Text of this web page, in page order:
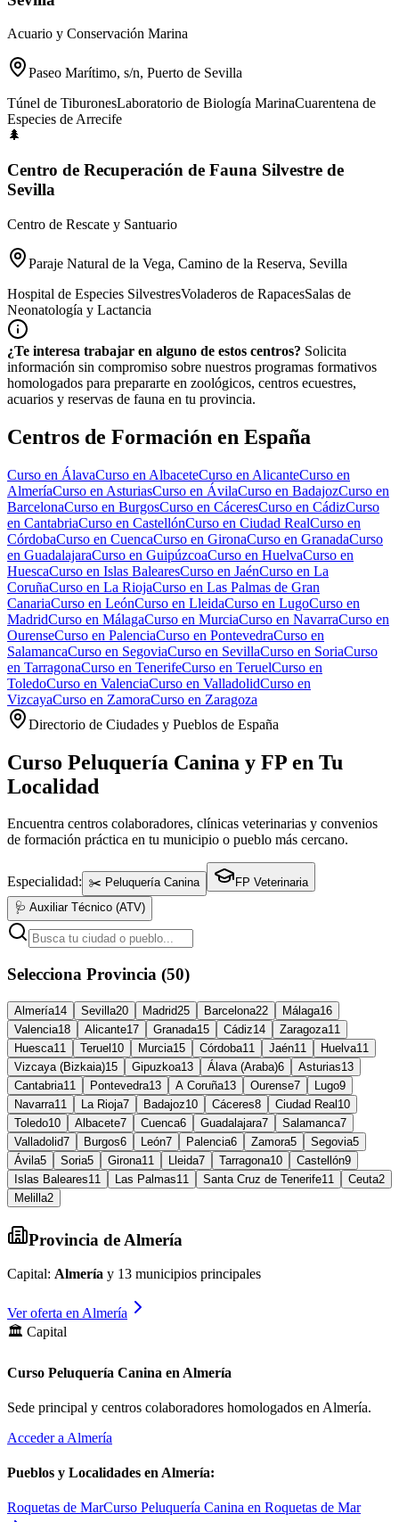
Acuario y Conservación Marina
Paseo Marítimo, s/n, Puerto de Sevilla
Túnel de TiburonesLaboratorio de Biología MarinaCuarentena de
Especies de Arrecife
🌲
Centro de Recuperación de Fauna Silvestre de
Sevilla
Centro de Rescate y Santuario
Paraje Natural de la Vega, Camino de la Reserva, Sevilla
Hospital de Especies SilvestresVoladeros de RapacesSalas de
Neonatología y Lactancia
¿Te interesa trabajar en alguno de estos centros? Solicita
información sin compromiso sobre nuestros programas formativos
homologados para prepararte en zoológicos, centros ecuestres,
acuarios y reservas de fauna en tu provincia.
Centros de Formación en España
Curso en ÁlavaCurso en AlbaceteCurso en AlicanteCurso en
AlmeríaCurso en AsturiasCurso en ÁvilaCurso en BadajozCurso en
BarcelonaCurso en BurgosCurso en CáceresCurso en CádizCurso
en CantabriaCurso en CastellónCurso en Ciudad RealCurso en
CórdobaCurso en CuencaCurso en GironaCurso en GranadaCurso
en GuadalajaraCurso en GuipúzcoaCurso en HuelvaCurso en
HuescaCurso en Islas BalearesCurso en JaénCurso en La
CoruñaCurso en La RiojaCurso en Las Palmas de Gran
CanariaCurso en LeónCurso en LleidaCurso en LugoCurso en
MadridCurso en MálagaCurso en MurciaCurso en NavarraCurso en
OurenseCurso en PalenciaCurso en PontevedraCurso en
SalamancaCurso en SegoviaCurso en SevillaCurso en SoriaCurso
en TarragonaCurso en TenerifeCurso en TeruelCurso en
ToledoCurso en ValenciaCurso en ValladolidCurso en
VizcayaCurso en ZamoraCurso en Zaragoza
Directorio de Ciudades y Pueblos de España
Curso Peluquería Canina y FP en Tu
Localidad
Encuentra centros colaboradores, clínicas veterinarias y convenios
de formación práctica en tu municipio o pueblo más cercano.
Especialidad: ✂️ Peluquería Canina
FP Veterinaria
🩺 Auxiliar Técnico (ATV)
Selecciona Provincia (50)
Almería14 Sevilla20 Madrid25 Barcelona22 Málaga16
Valencia18 Alicante17 Granada15 Cádiz14 Zaragoza11
Huesca11 Teruel 10 Murcia15 Córdoba11 Jaén11 Huelva11
Vizcaya (Bizkaia)15 Gipuzkoa13 Álava (Araba)6 Asturias13
Cantabria11 Pontevedra13 A Coruña13 Ourense7 Lugo9
Navarra11 La Rioja7 Badajoz10 Cáceres8 Ciudad Real 10
Toledo10 Albacete7 Cuenca6 Guadalajara7 Salamanca7
Valladolid7 Burgos6 León7 Palencia6 Zamora5 Segovia5
Ávila5 Soria5 Girona11 Lleida7 Tarragona10 Castellón9
Islas Baleares11 Las Palmas11 Santa Cruz de Tenerife11 Ceuta2
Melilla2
Provincia de Almería
Capital: Almería y 13 municipios principales
Ver oferta en Almería
🏛️ Capital
Curso Peluquería Canina en Almería
Sede principal y centros colaboradores homologados en Almería.
Acceder a Almería
Pueblos y Localidades en Almería:
Roquetas de MarCurso Peluquería Canina en Roquetas de Mar